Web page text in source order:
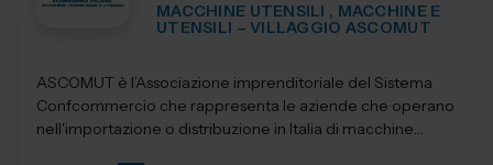
MACCHINE UTENSILI , MACCHINE E
UTENSILI – VILLAGGIO ASCOMUT
ASCOMUT è l’Associazione imprenditoriale del Sistema
Confcommercio che rappresenta le aziende che operano
nell'importazione o distribuzione in Italia di macchine